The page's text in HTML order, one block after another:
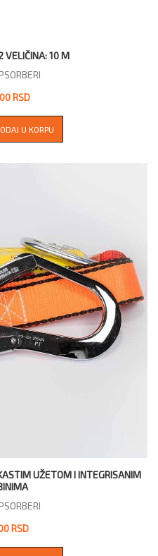
VELIČINA: 10 M
RSD
UŽETOM I INTEGRISANIM
RSD